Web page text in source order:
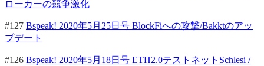
ローカーの競争激化
#127 Bspeak! 2020年5月25日号 BlockFiへの攻撃/Bakktのアッ
プデート
#126 Bspeak! 2020年5月18日号 ETH2.0テストネットSchlesi /